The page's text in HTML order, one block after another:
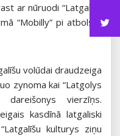
ar nūruodi “Latgalīšu
“Mobilly” pi atbolsta
volūdai draudzeiga
zynoma kai “Latgolys
vierzīņs.
kasdīnā latgaliski
kulturys ziņu